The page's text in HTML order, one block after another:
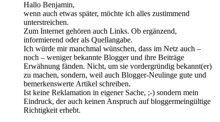
Hallo Benjamin,
wenn auch etwas später, möchte ich alles zustimmend
unterstreichen.
Zum Internet gehören auch Links. Ob ergänzend,
informierend oder als Quellangabe.
Ich würde mir manchmal wünschen, dass im Netz auch –
noch – weniger bekannte Blogger und ihre Beiträge
Erwähnung fänden. Nicht, um sie vordergründig bekannt(er)
zu machen, sondern, weil auch Blogger-Neulinge gute und
bemerkenswerte Artikel schreiben.
Ist keine Reklamation in eigener Sache, ;-) sondern mein
Eindruck, der auch keinen Anspruch auf bloggermeingültige
Richtigkeit erhebt.